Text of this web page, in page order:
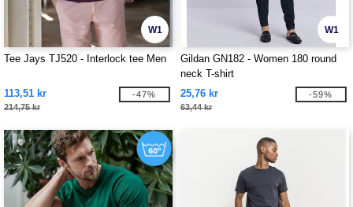
W1
Tee Jays TJ520 - Interlock tee Men
113,51 kr
214,75 kr
-47%
W1
Gildan GN182 - Women 180 round
neck T-shirt
25,76 kr
63,44 kr
-59%